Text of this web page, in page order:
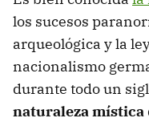
los sucesos
arqueológica y la
nacionalismo
durante todo un
naturaleza mística